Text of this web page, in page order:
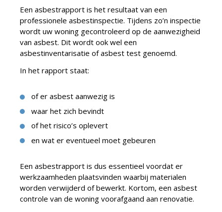
Een asbestrapport is het resultaat van een
professionele asbestinspectie. Tijdens zo’n inspectie
wordt uw woning gecontroleerd op de aanwezigheid
van asbest. Dit wordt ook wel een
asbestinventarisatie of asbest test genoemd.
In het rapport staat:
of er asbest aanwezig is
waar het zich bevindt
of het risico’s oplevert
en wat er eventueel moet gebeuren
Een asbestrapport is dus essentieel voordat er
werkzaamheden plaatsvinden waarbij materialen
worden verwijderd of bewerkt. Kortom, een asbest
controle van de woning voorafgaand aan renovatie.